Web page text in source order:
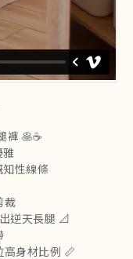
🥞☕
雅
性線條
裁
逆天長腿 📐
高身材比例 📏